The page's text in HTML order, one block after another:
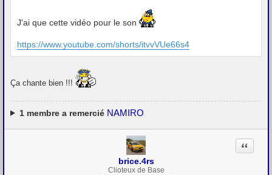
J'ai que cette vidéo pour le son
https://www.youtube.com/shorts/itvvVUe66s4
Ça chante bien !!!
1membre a remercié NAMIRO
brice.4rs
Clioteux de Base
Citation